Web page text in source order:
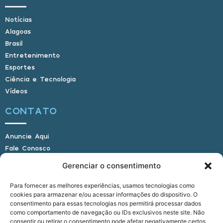
Gerenciar o consentimento
Para fornecer as melhores experiências, usamos tecnologias como
cookies para armazenar e/ou acessar informações do dispositivo. O
consentimento para essas tecnologias nos permitirá processar dados
como comportamento de navegação ou IDs exclusivos neste site. Não
consentir ou retirar o consentimento pode afetar negativamente certos
Notícias
Alagoas
Brasil
Entretenimento
Esportes
Ciência e Tecnologia
Vídeos
CONTATO
Anuncie Aqui
Fale Conosco
E-mail: alagoasbrasilnoticias@gmail.com
Telefone: (82) 9 9691-0391 (Whatsapp)